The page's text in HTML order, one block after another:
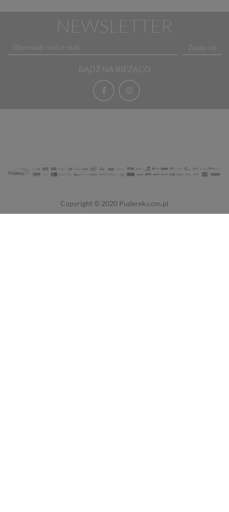
NEWSLETTER
Zapisz się
BĄDŹ NA BIEŻĄCO
Copyright © 2020 Puderek.com.pl